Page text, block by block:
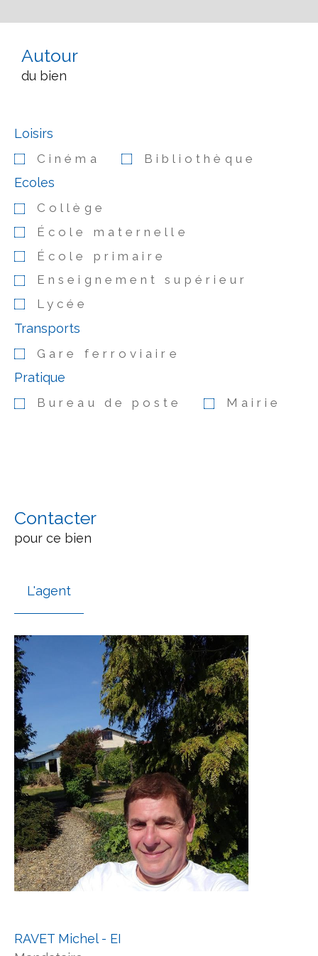
Autour
du bien
Loisirs
Cinéma Bibliothèque
Ecoles
Collège
École maternelle
École primaire
Enseignement supérieur
Lycée
Transports
Gare ferroviaire
Pratique
Bureau de poste Mairie
Contacter
pour ce bien
L'agent
RAVET Michel - EI